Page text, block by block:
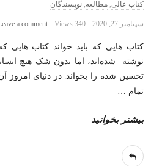
کتاب عالی, مطالعه, نویسندگان
سپتامبر 27, 2020 340 Views
a comment
کتاب هایی که باید خواند کتاب هایی که
نوشته شده‌اند، اما بدون شک هیچ
تحسین شده را بخواند. در دنیای
تمام …
بیشتر بخوانید